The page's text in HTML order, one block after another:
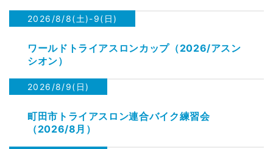
2026/8/8(土)-9(日)
ワールドトライアスロンカップ（2026/アスン
シオン）
2026/8/9(日)
町田市トライアスロン連合バイク練習会
（2026/8月）